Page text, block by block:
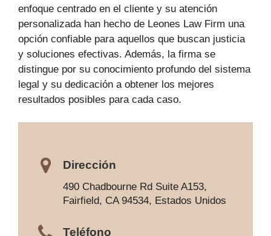
enfoque centrado en el cliente y su atención
personalizada han hecho de Leones Law Firm una
opción confiable para aquellos que buscan justicia
y soluciones efectivas. Además, la firma se
distingue por su conocimiento profundo del sistema
legal y su dedicación a obtener los mejores
resultados posibles para cada caso.
Dirección
490 Chadbourne Rd Suite A153,
Fairfield, CA 94534, Estados Unidos
Teléfono